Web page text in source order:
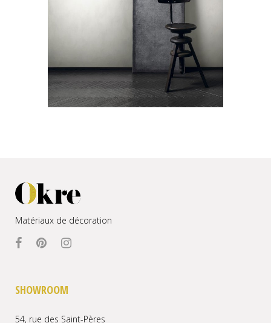
Matériaux de décoration
SHOWROOM
54, rue des Saint-Pères